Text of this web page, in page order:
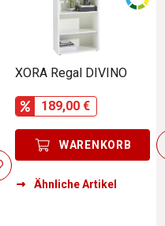
XORA Regal DIVINO
189,00 €
WARENKORB
Ähnliche Artikel